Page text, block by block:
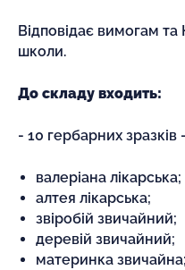
Відповідає вимогам та
школи.
До складу входить:
- 10 гербарних зразків
валеріана лікарська;
алтея лікарська;
звіробій звичайний;
деревій звичайний;
материнка звичайна;